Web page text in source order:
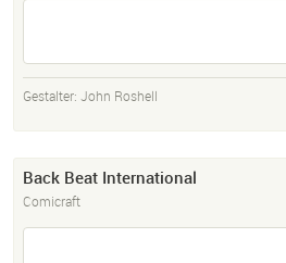
Gestalter: John Roshell
Back Beat International
Comicraft